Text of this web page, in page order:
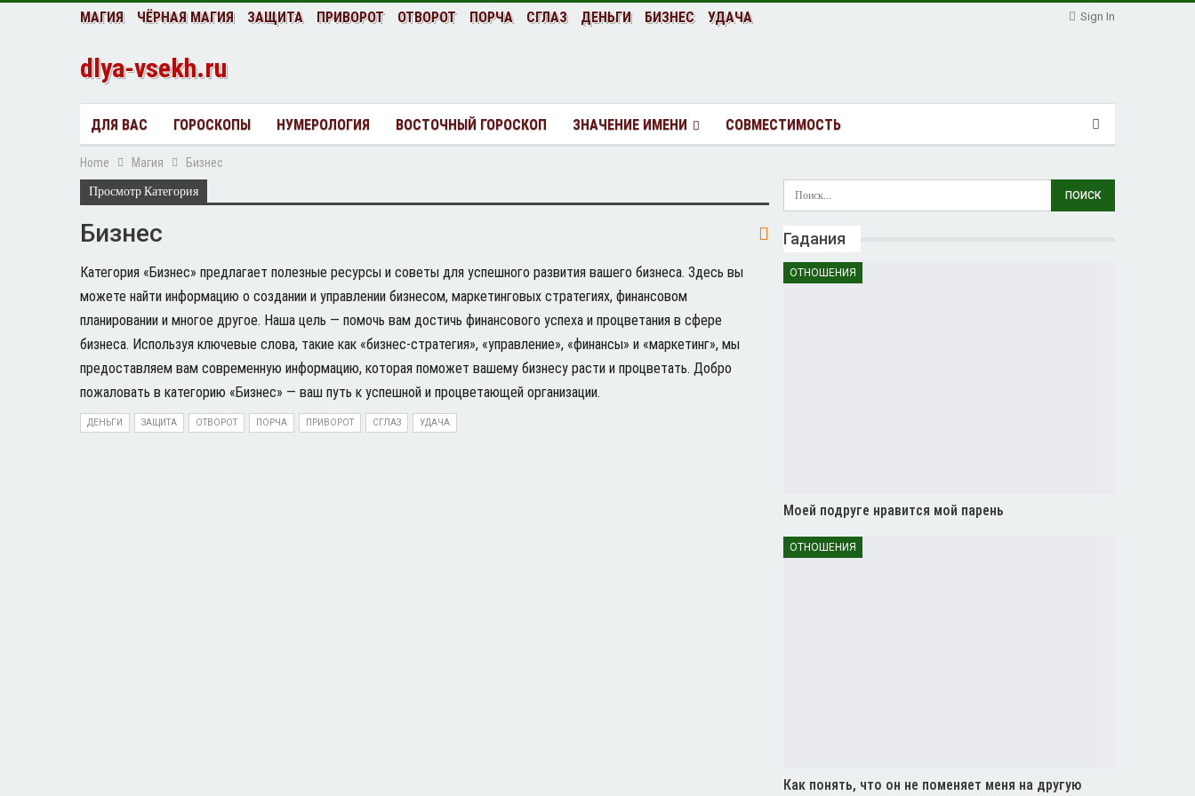
Sign In
МАГИЯ ЧЁРНАЯ МАГИЯ ЗАЩИТА ПРИВОРОТ ОТВОРОТ ПОРЧА СГЛАЗ ДЕНЬГИ БИЗНЕС УДАЧА
dlya-vsekh.ru
ДЛЯ ВАС ГОРОСКОПЫ НУМЕРОЛОГИЯ ВОСТОЧНЫЙ ГОРОСКОП ЗНАЧЕНИЕ ИМЕНИ СОВМЕСТИМОСТЬ
Home Магия Бизнес
Просмотр Категория
Бизнес
Категория «Бизнес» предлагает полезные ресурсы и советы для успешного развития вашего бизнеса. Здесь вы
можете найти информацию о создании и управлении бизнесом, маркетинговых стратегиях, финансовом
планировании и многое другое. Наша цель — помочь вам достичь финансового успеха и процветания в сфере
бизнеса. Используя ключевые слова, такие как «бизнес-стратегия», «управление», «финансы» и «маркетинг», мы
предоставляем вам современную информацию, которая поможет вашему бизнесу расти и процветать. Добро
пожаловать в категорию «Бизнес» — ваш путь к успешной и процветающей организации.
ДЕНЬГИ ЗАЩИТА ОТВОРОТ ПОРЧА ПРИВОРОТ СГЛАЗ УДАЧА
Гадания
ОТНОШЕНИЯ
Моей подруге нравится мой парень
ОТНОШЕНИЯ
Как понять, что он не поменяет меня на другую